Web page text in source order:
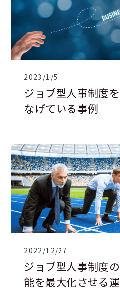
2023/1/5
ジョブ型人事制度
なげている事例
2022/12/27
ジョブ型人事制度
能を最大化させる